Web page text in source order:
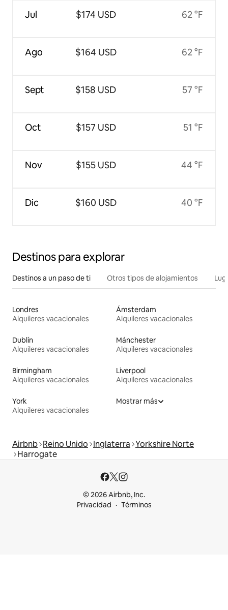
Jul
Ago
Sept
Oct
Nov
Dic
$174 USD
$164 USD
$158 USD
$157 USD
$155 USD
$160 USD
62 °F
62 °F
57 °F
51 °F
44 °F
40 °F
Destinos para explorar
Destinos a un paso de ti Otros tipos de alojamientos
Londres
Alquileres vacacionales
Ámsterdam
Alquileres vacacionales
Dublín
Alquileres vacacionales
Mánchester
Alquileres vacacionales
Birmingham
Alquileres vacacionales
Liverpool
Alquileres vacacionales
York
Alquileres vacacionales
Mostrar más
Airbnb Reino Unido Inglaterra Yorkshire Norte
Harrogate
© 2026 Airbnb, Inc.
Privacidad
Términos